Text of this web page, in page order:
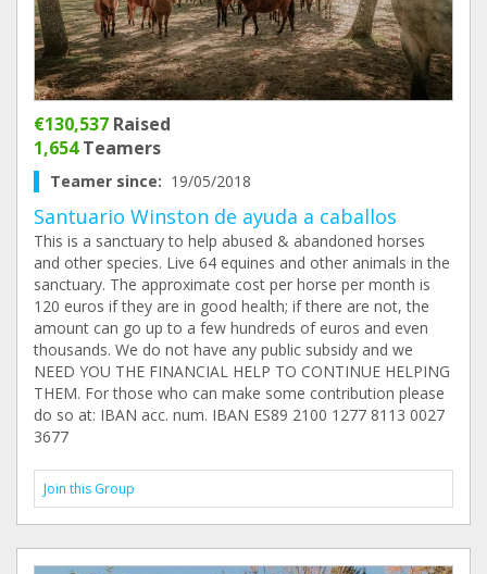
€130,537 Raised
1,654Teamers
Teamer since: 19/05/2018
Santuario Winston de ayuda a caballos
This is a sanctuary to help abused & abandoned horses
and other species. Live 64 equines and other animals in the
sanctuary. The approximate cost per horse per month is
120 euros if they are in good health; if there are not, the
amount can go up to a few hundreds of euros and even
thousands. We do not have any public subsidy and we
NEED YOU THE FINANCIAL HELP TO CONTINUE HELPING
THEM. For those who can make some contribution please
do so at: IBAN acc. num. IBAN ES89 2100 1277 8113 0027
3677
Join this Group